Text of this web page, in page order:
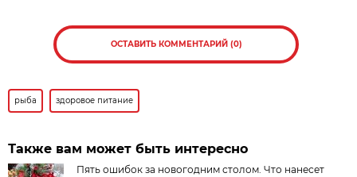
ОСТАВИТЬ КОММЕНТАРИЙ (0)
рыба здоровое питание
Также вам может быть интересно
Пять ошибок за новогодним столом. Что нанесет